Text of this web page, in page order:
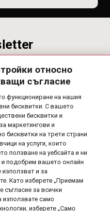
Получавай информация за
продукти и специални
от Miele!
относно
съгласие
функциониране на нашия
бисквитки. С вашето
бисквитки и
маркетингови и
бисквитки на трети страни
на услуги, които
ползване на уебсайта и ни
подобрим вашето онлайн
и за
Като изберете „Приемам
съгласие за всички
използвате само
изберете „Само